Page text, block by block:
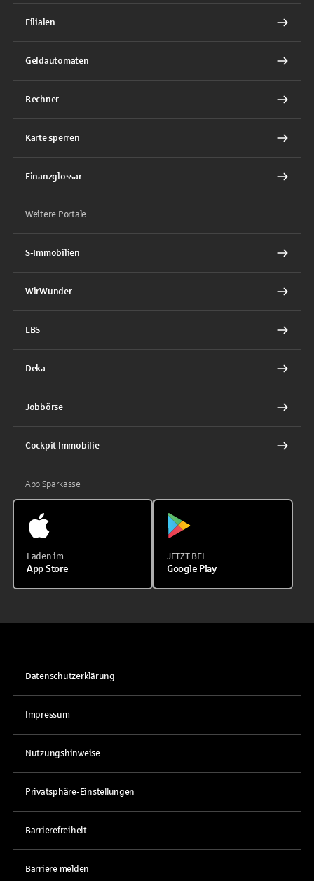
Filialen
Geldautomaten
Rechner
Karte sperren
Finanzglossar
Weitere Portale
S-Immobilien
WirWunder
LBS
Deka
Jobbörse
Cockpit Immobilie
App Sparkasse
Laden im
App Store
JETZT BEI
Google Play
Datenschutzerklärung
Impressum
Nutzungshinweise
Privatsphäre-Einstellungen
Barrierefreiheit
Barriere melden